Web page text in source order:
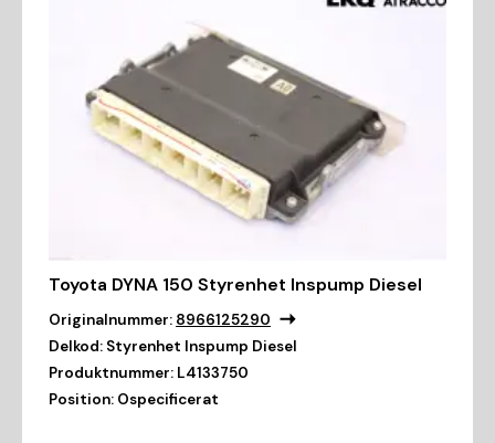
Toyota DYNA 150 Styrenhet Inspump Diesel
Originalnummer: 8966125290
Delkod: Styrenhet Inspump Diesel
Produktnummer: L4133750
Position: Ospecificerat